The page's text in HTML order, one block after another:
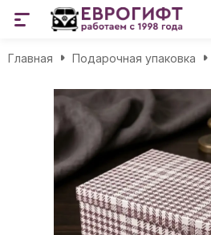
Главная Подарочная упаковка